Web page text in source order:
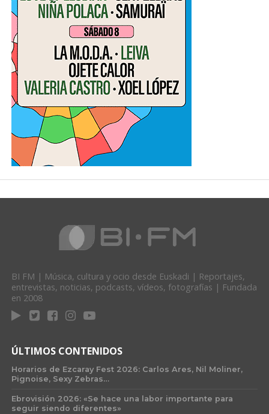
BI FM | Música, cultura y ocio desde Euskadi | Reportajes,
entrevistas, noticias, podcasts, vídeos, fotografías | Fundada
en 2008
ÚLTIMOS CONTENIDOS
Horarios de Ezcaray Fest 2026: Carlos Ares, Nil Moliner,
Pignoise, Sexy Zebras…
Ebrovisión 2026: «Se hace una labor importante para
seguir siendo diferentes»